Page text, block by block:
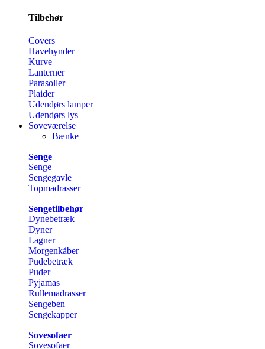
Tilbehør
Covers
Havehynder
Kurve
Lanterner
Parasoller
Plaider
Udendørs lamper
Udendørs lys
Soveværelse
Bænke
Senge
Senge
Sengegavle
Topmadrasser
Sengetilbehør
Dynebetræk
Dyner
Lagner
Morgenkåber
Pudebetræk
Puder
Pyjamas
Rullemadrasser
Sengeben
Sengekapper
Sovesofaer
Sovesofaer